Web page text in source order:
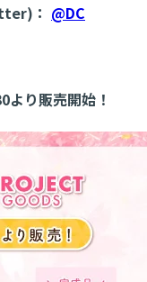
： @DC
り販売開始！